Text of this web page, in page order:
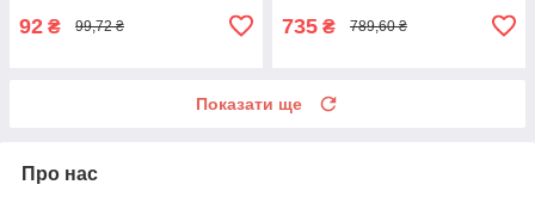
92 ₴ 99,72 ₴ 735 ₴ 789,60 ₴
Показати ще
Про нас